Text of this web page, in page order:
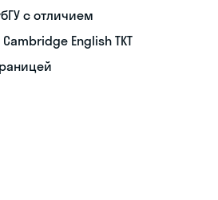
с отличием
English TKT